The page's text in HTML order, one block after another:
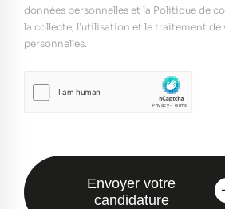
données personnelles et la Politique de
la collecte, l’utilisation et le traitement
personnelles.
Envoyer votre
candidature